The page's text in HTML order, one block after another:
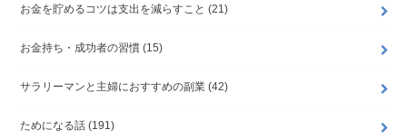
お金を貯めるコツは支出を減らすこと (21)
お金持ち・成功者の習慣 (15)
サラリーマンと主婦におすすめの副業 (42)
ためになる話 (191)